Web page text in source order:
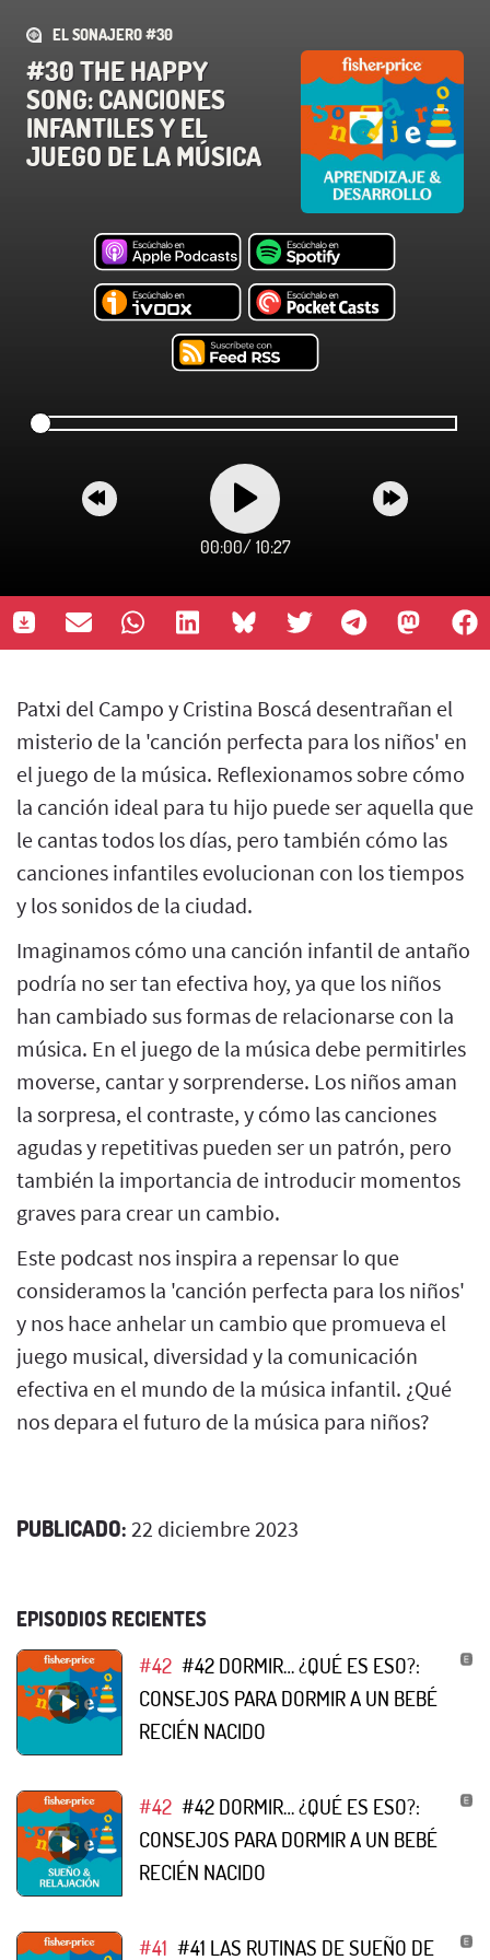
EL SONAJERO #30
#30 THE HAPPY
SONG: CANCIONES
INFANTILES Y EL
JUEGO DE LA MÚSICA
00:00/ 10:27
Patxi del Campo y Cristina Boscá desentrañan el
misterio de la 'canción perfecta para los niños' en
el juego de la música. Reflexionamos sobre cómo
la canción ideal para tu hijo puede ser aquella que
le cantas todos los días, pero también cómo las
canciones infantiles evolucionan con los tiempos
y los sonidos de la ciudad.
Imaginamos cómo una canción infantil de antaño
podría no ser tan efectiva hoy, ya que los niños
han cambiado sus formas de relacionarse con la
música. En el juego de la música debe permitirles
moverse, cantar y sorprenderse. Los niños aman
la sorpresa, el contraste, y cómo las canciones
agudas y repetitivas pueden ser un patrón, pero
también la importancia de introducir momentos
graves para crear un cambio.
Este podcast nos inspira a repensar lo que
consideramos la 'canción perfecta para los niños'
y nos hace anhelar un cambio que promueva el
juego musical, diversidad y la comunicación
efectiva en el mundo de la música infantil. ¿Qué
nos depara el futuro de la música para niños?
PUBLICADO: 22 diciembre 2023
EPISODIOS RECIENTES
#42 #42 DORMIR… ¿QUÉ ES ESO?:
CONSEJOS PARA DORMIR A UN BEBÉ
RECIÉN NACIDO
#42 #42 DORMIR… ¿QUÉ ES ESO?:
CONSEJOS PARA DORMIR A UN BEBÉ
RECIÉN NACIDO
#41 #41 LAS RUTINAS DE SUEÑO DE